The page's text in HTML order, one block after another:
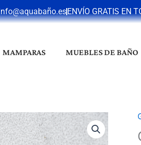
ENVÍO GRATIS EN
MAMPARAS MUEBLES DE BAÑO